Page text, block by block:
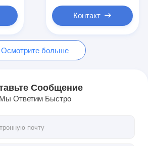
коробок
упаковывая коробка
подарка
Контакт
Осмотрите больше
Сообщение
Мы Ответим Быстро